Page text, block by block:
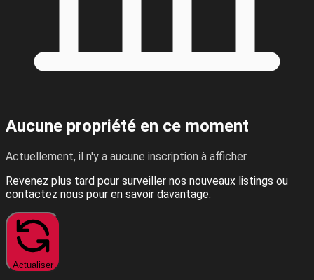
Aucune propriété en ce moment
Actuellement, il n'y a aucune inscription à afficher
Revenez plus tard pour surveiller nos nouveaux listings ou
contactez nous pour en savoir davantage.
Actualiser